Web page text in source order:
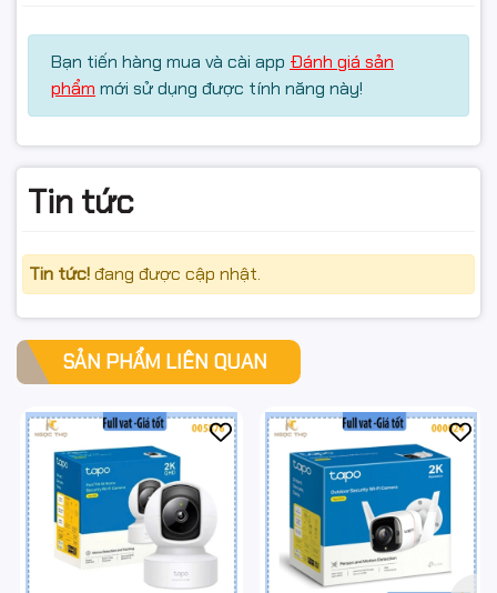
đập/hư hỏng/lỗi vận chuyển.
Nếu chưa dùng được, vui lòng liên hệ kỹ thuật để được
hướng dẫn trước khi hoàn.
Sản phẩm hoàn cần nguyên trạng, không trầy xước/hư
hỏng, đủ phụ kiện/tem/hộp.
trong thời hạn bảo hành.
#WiFiLan #IR30m #BaoDongThongMinh
#DamThoai2Chieu #MicroSD512GB #FullVAT
#NgocThoComputer
Bạn tiến hàng mua và cài app Đánh giá sản
phẩm mới sử dụng được tính năng này!
Tin tức
Tin tức!đang được cập nhật.
SẢN PHẨM LIÊN QUAN